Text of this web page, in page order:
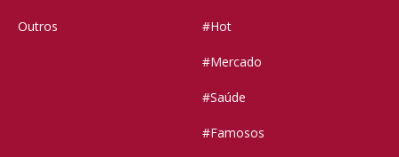
Outros #Hot
#Mercado
#Saúde
#Famosos